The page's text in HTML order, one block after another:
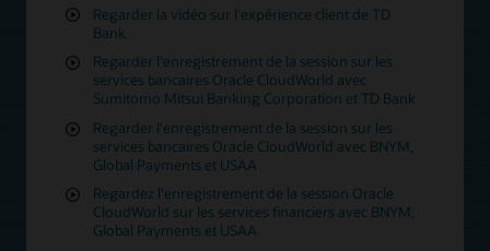
Regarder la vidéo sur l'expérience client de TD
Bank
Regarder l'enregistrement de la session sur les
services bancaires Oracle CloudWorld avec
Sumitomo Mitsui Banking Corporation et TD Bank
Regarder l'enregistrement de la session sur les
services bancaires Oracle CloudWorld avec BNYM,
Global Payments et USAA
Regardez l'enregistrement de la session Oracle
CloudWorld sur les services financiers avec BNYM,
Global Payments et USAA